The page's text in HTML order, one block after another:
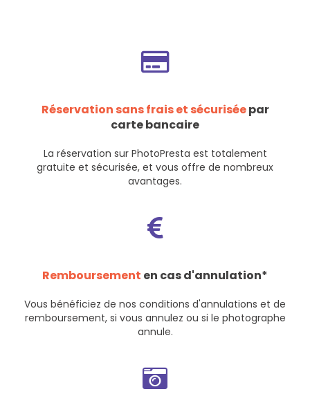
Réservation sans frais et sécuriséepar
carte bancaire
La réservation sur PhotoPresta est totalement
gratuite et sécurisée, et vous offre de nombreux
avantages.
Remboursement en cas d'annulation*
Vous bénéficiez de nos conditions d'annulations et de
remboursement, si vous annulez ou si le photographe
annule.